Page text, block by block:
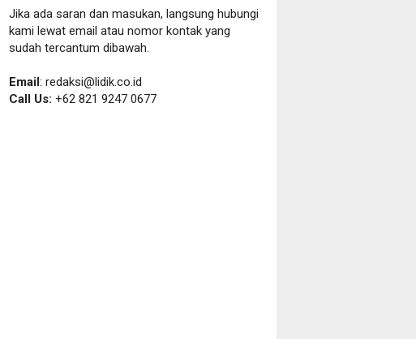
Jika ada saran dan masukan, langsung hubungi
kami lewat email atau nomor kontak yang
sudah tercantum dibawah.
Email: redaksi@lidik.co.id
Call Us: +62 821 9247 0677